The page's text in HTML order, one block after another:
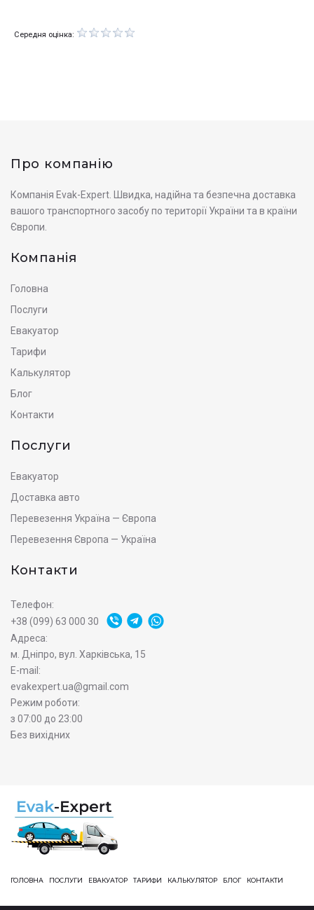
Середня оцінка:
Про компанію
Компанія Evak-Expert. Швидка, надійна та безпечна доставка
вашого транспортного засобу по території України та в країни
Європи.
Компанія
Головна
Послуги
Евакуатор
Тарифи
Калькулятор
Блог
Контакти
Послуги
Евакуатор
Доставка авто
Перевезення Україна — Європа
Перевезення Європа — Україна
Контакти
Телефон:
+38 (099) 63 000 30
Адреса:
м. Дніпро, вул. Харківська, 15
E-mail:
evakexpert.ua@gmail.com
Режим роботи:
з 07:00 до 23:00
Без вихідних
ГОЛОВНА ПОСЛУГИ ЕВАКУАТОР ТАРИФИ КАЛЬКУЛЯТОР БЛОГ КОНТАКТИ